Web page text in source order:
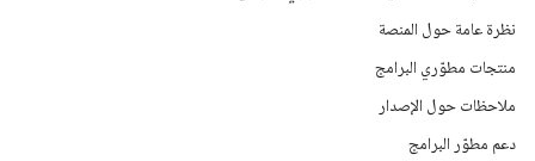
نظرة عامة حول المنصة
منتجات مطوّري البرامج
ملاحظات حول الإصدار
دعم مطوّر البرامج